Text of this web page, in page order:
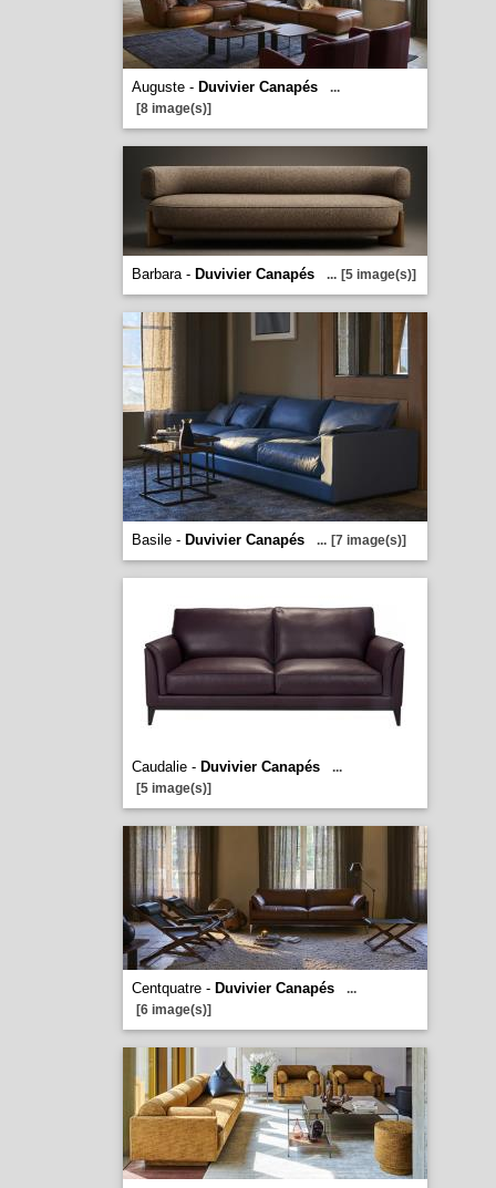
Auguste - Duvivier Canapés
...
[8 image(s)]
Barbara - Duvivier Canapés ... [5 image(s)]
Basile - Duvivier Canapés ... [7 image(s)]
Caudalie - Duvivier Canapés
...
[5 image(s)]
Centquatre - Duvivier Canapés
...
[6 image(s)]